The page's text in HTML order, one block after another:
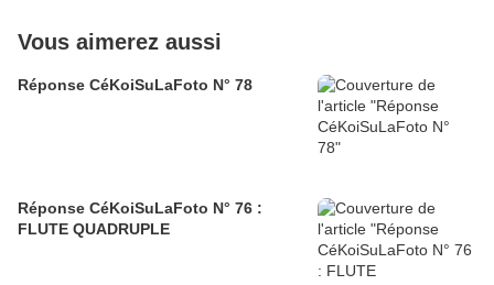
Vous aimerez aussi
Réponse CéKoiSuLaFoto N° 78
Réponse CéKoiSuLaFoto N° 76 :
FLUTE QUADRUPLE